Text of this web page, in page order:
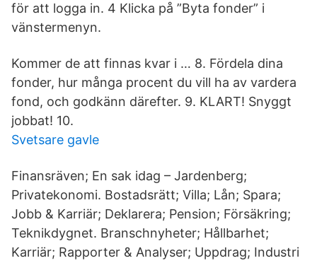
för att logga in. 4 Klicka på ”Byta fonder” i
vänstermenyn.
Kommer de att finnas kvar i … 8. Fördela dina
fonder, hur många procent du vill ha av vardera
fond, och godkänn därefter. 9. KLART! Snyggt
jobbat! 10.
Svetsare gavle
Finansräven; En sak idag – Jardenberg;
Privatekonomi. Bostadsrätt; Villa; Lån; Spara;
Jobb & Karriär; Deklarera; Pension; Försäkring;
Teknikdygnet. Branschnyheter; Hållbarhet;
Karriär; Rapporter & Analyser; Uppdrag; Industri